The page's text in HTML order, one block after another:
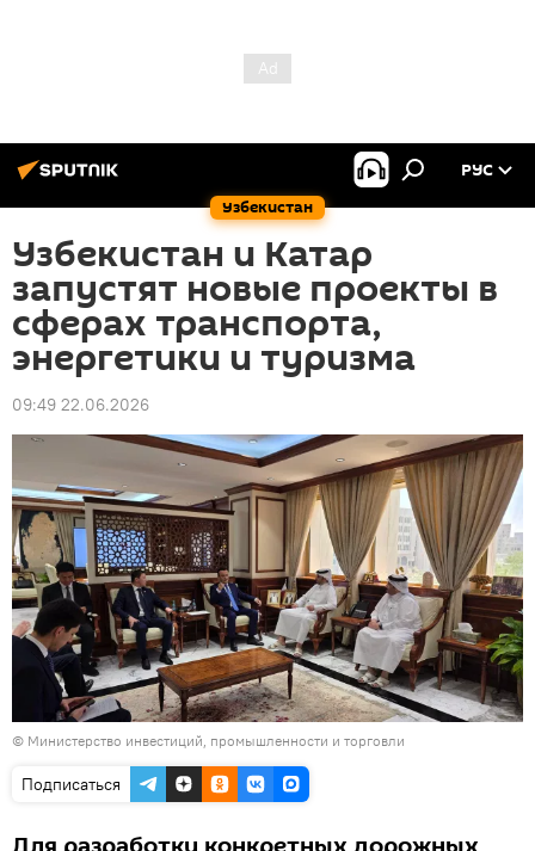
Узбекистан
РУС
Узбекистан и Катар
запустят новые проекты в
сферах транспорта,
энергетики и туризма
09:49 22.06.2026
© Министерство инвестиций, промышленности и торговли
Подписаться